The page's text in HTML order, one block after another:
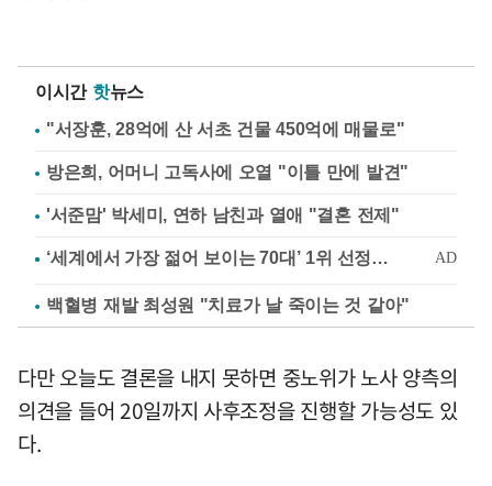
이시간 핫뉴스
"서장훈, 28억에 산 서초 건물 450억에 매물로"
방은희, 어머니 고독사에 오열 "이틀 만에 발견"
'서준맘' 박세미, 연하 남친과 열애 "결혼 전제"
백혈병 재발 최성원 "치료가 날 죽이는 것 같아"
다만 오늘도 결론을 내지 못하면 중노위가 노사 양측의
의견을 들어 20일까지 사후조정을 진행할 가능성도 있
다.